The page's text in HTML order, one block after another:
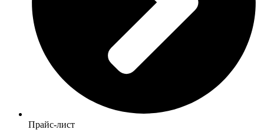
Прайс-лист